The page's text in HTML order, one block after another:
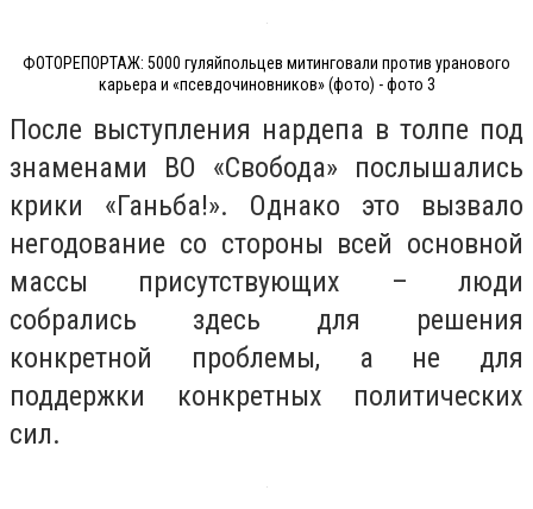
ФОТОРЕПОРТАЖ: 5000 гуляйпольцев митинговали против уранового
карьера и «псевдочиновников» (фото) - фото 3
После выступления нардепа в толпе под
знаменами ВО «Свобода» послышались
крики «Ганьба!». Однако это вызвало
негодование со стороны всей основной
массы присутствующих – люди
собрались здесь для решения
конкретной проблемы, а не для
поддержки конкретных политических
сил.